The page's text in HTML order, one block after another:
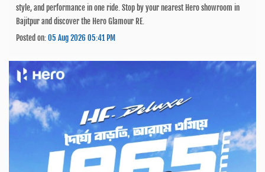
style, and performance in one ride. Stop by your nearest Hero showroom in
Bajitpur and discover the Hero Glamour RE.
Posted on:05 Aug 2026 05:41 PM